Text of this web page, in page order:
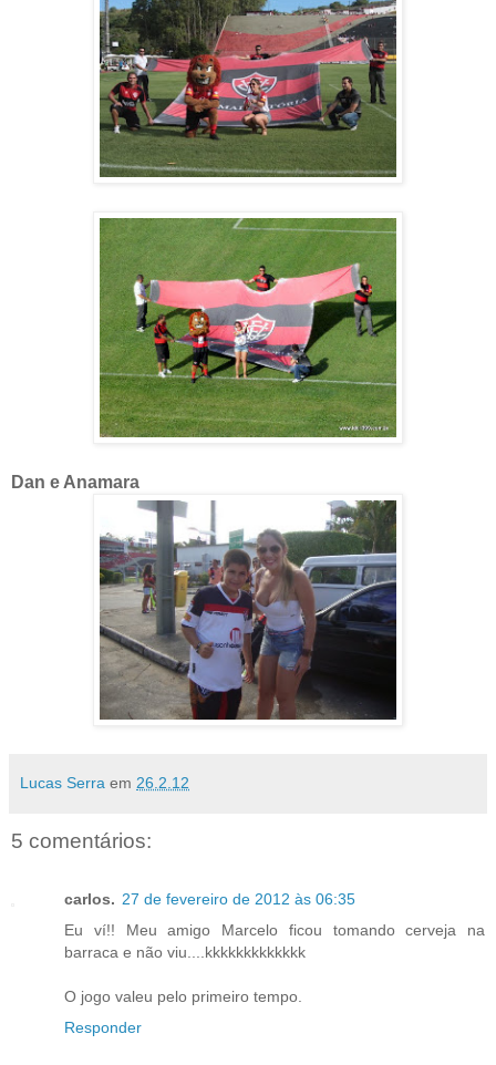
Dan e Anamara
Lucas Serra em 26.2.12
5 comentários:
carlos. 27 de fevereiro de 2012 às 06:35
Eu ví!! Meu amigo Marcelo ficou tomando cerveja na
barraca e não viu....kkkkkkkkkkkkk
O jogo valeu pelo primeiro tempo.
Responder